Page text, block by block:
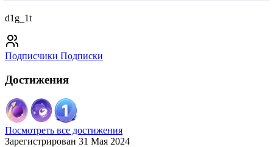
d1g_1t
Подписчики Подписки
Достижения
Посмотреть все достижения
Зарегистрирован 31 Мая 2024